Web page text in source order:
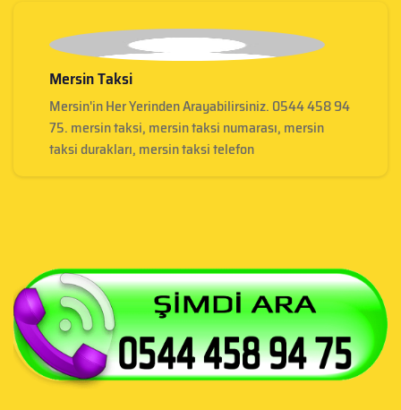
Mersin Taksi
Mersin'in Her Yerinden Arayabilirsiniz. 0544 458 94
75. mersin taksi, mersin taksi numarası, mersin
taksi durakları, mersin taksi telefon